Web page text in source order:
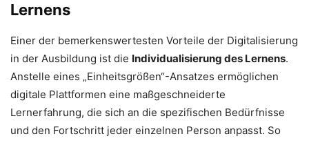
Lernens
Einer der bemerkenswertesten Vorteile der Digitalisierung
in der Ausbildung ist die Individualisierung des Lernens.
Anstelle eines „Einheitsgrößen“-Ansatzes ermöglichen
digitale Plattformen eine maßgeschneiderte
Lernerfahrung, die sich an die spezifischen Bedürfnisse
und den Fortschritt jeder einzelnen Person anpasst. So